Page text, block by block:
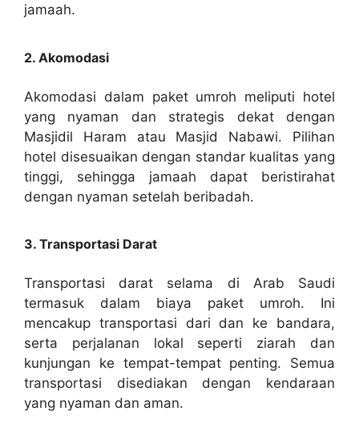
jamaah.
2. Akomodasi
Akomodasi dalam paket umroh meliputi hotel
yang nyaman dan strategis dekat dengan
Masjidil Haram atau Masjid Nabawi. Pilihan
hotel disesuaikan dengan standar kualitas yang
tinggi, sehingga jamaah dapat beristirahat
dengan nyaman setelah beribadah.
3. Transportasi Darat
Transportasi darat selama di Arab Saudi
termasuk dalam biaya paket umroh. Ini
mencakup transportasi dari dan ke bandara,
serta perjalanan lokal seperti ziarah dan
kunjungan ke tempat-tempat penting. Semua
transportasi disediakan dengan kendaraan
yang nyaman dan aman.